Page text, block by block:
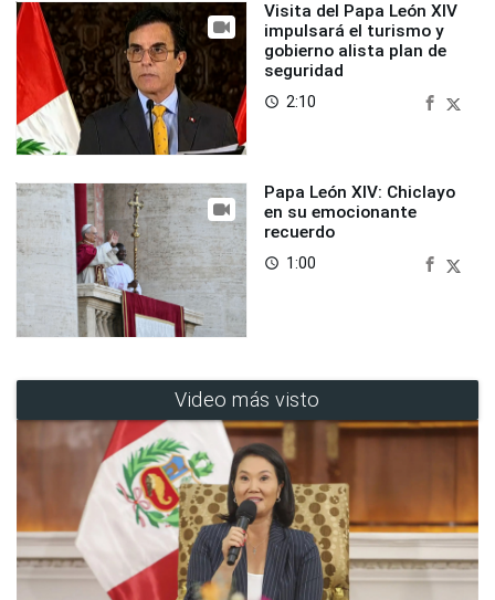
Visita del Papa León XIV
impulsará el turismo y
gobierno alista plan de
seguridad
access_time 2:10
Papa León XIV: Chiclayo
en su emocionante
recuerdo
access_time 1:00
Video más visto